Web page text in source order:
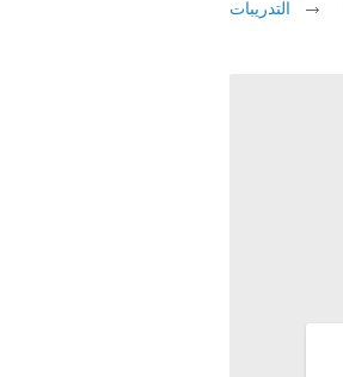
التدريبات